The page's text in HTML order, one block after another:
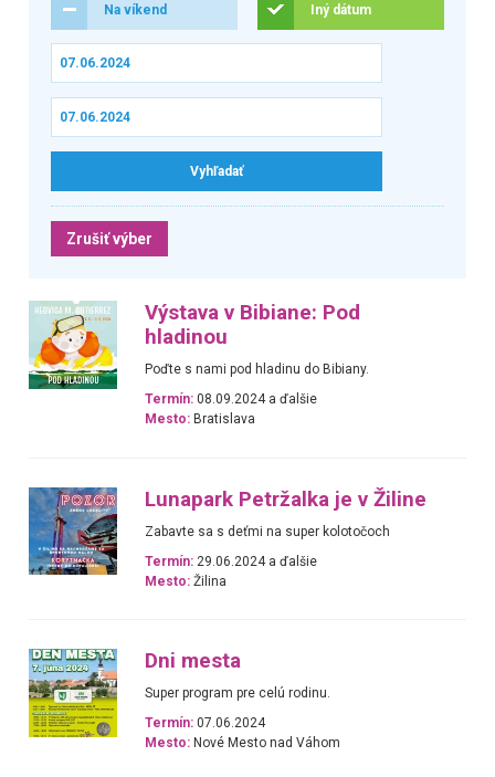
Na víkend Iný dátum
Zrušiť výber
Výstava v Bibiane: Pod
hladinou
Poďte s nami pod hladinu do Bibiany.
Termín: 08.09.2024 a ďalšie
Mesto: Bratislava
Lunapark Petržalka je v Žiline
Zabavte sa s deťmi na super kolotočoch
Termín: 29.06.2024 a ďalšie
Mesto: Žilina
Dni mesta
Super program pre celú rodinu.
Termín: 07.06.2024
Mesto: Nové Mesto nad Váhom